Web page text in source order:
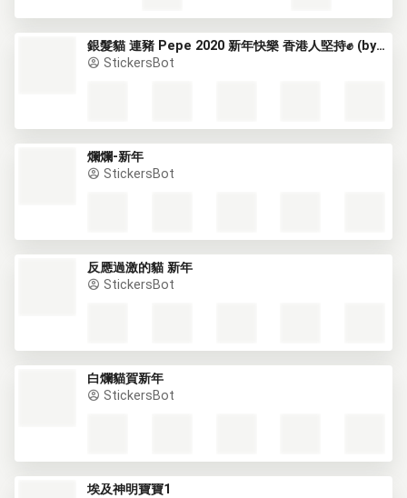
銀髮貓 連豬 Pepe 2020 新年快樂 香港人堅持✊ (by 願榮光歸香港??)
StickersBot
爛爛-新年
StickersBot
反應過激的貓 新年
StickersBot
白爛貓賀新年
StickersBot
埃及神明寶寶1